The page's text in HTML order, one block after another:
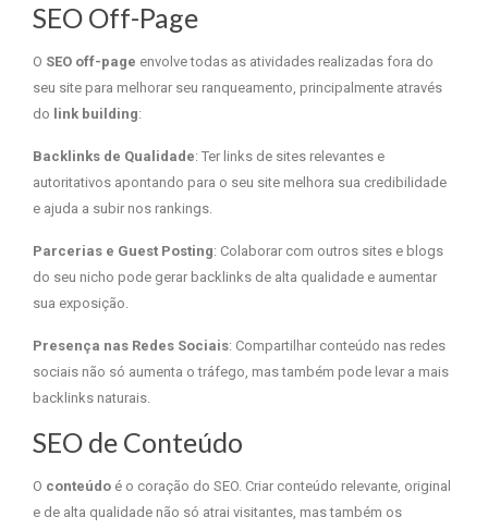
SEO Off-Page
O SEO off-page envolve todas as atividades realizadas fora do
seu site para melhorar seu ranqueamento, principalmente através
do link building:
Backlinks de Qualidade: Ter links de sites relevantes e
autoritativos apontando para o seu site melhora sua credibilidade
e ajuda a subir nos rankings.
Parcerias e Guest Posting: Colaborar com outros sites e blogs
do seu nicho pode gerar backlinks de alta qualidade e aumentar
sua exposição.
Presença nas Redes Sociais: Compartilhar conteúdo nas redes
sociais não só aumenta o tráfego, mas também pode levar a mais
backlinks naturais.
SEO de Conteúdo
O conteúdo é o coração do SEO. Criar conteúdo relevante, original
e de alta qualidade não só atrai visitantes, mas também os